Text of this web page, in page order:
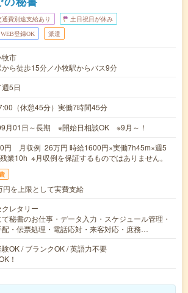
通費別途支給あり 土日祝日が休み
WEB登録OK 派遣
牧市
ら徒歩15分／小牧駅からバス9分
5日
（休憩45分）実働7時間45分
月01日～長期 ※開始日相談OK ※9月～！
円 月収例 26万円 時給1600円×実働7h45m×週5
業10h ※月収例を保証するものではありません。
円を上限として実費支給
レタリー
て秘書のお仕事・データ入力・スケジュール管理・
配・伝票処理・電話応対・来客対応・庶務…
OK / ブランクOK / 英語力不要
！